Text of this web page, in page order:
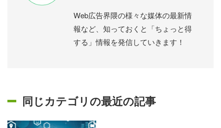
Web広告界隈の様々な媒体の最新情
報など、知っておくと「ちょっと得
する」情報を発信していきます！
同じカテゴリの最近の記事